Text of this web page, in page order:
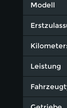
Modell
Leistung